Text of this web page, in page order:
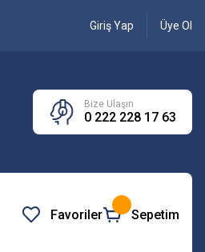
Giriş Yap Üye Ol
Bize Ulaşın
0 222 228 17 63
Favoriler Sepetim